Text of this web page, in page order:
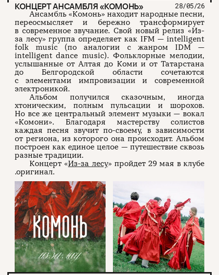
КОНЦЕРТ АНСАМБЛЯ «КОМОНЬ» 28/05/26
Ансамбль «Комонь» находит народные песни,
переосмысляет и бережно трансформирует
в современное звучание. Свой новый релиз «Из-
за лесу» группа определяет как IFM — intelligent
folk music (по аналогии с жанром IDM —
intelligent dance music). Фольклорные мелодии,
услышанные от Алтая до Коми и от Татарстана
до Белгородской области сочетаются
с элементами импровизации и современной
электроникой.
Альбом получился сказочным, иногда
хтоническим, полным пульсации и шорохов.
Но все же центральный элемент музыки — вокал
«Комони». Благодаря мастерству солистов
каждая песня звучит по-своему, в зависимости
от региона, из которого она происходит. Альбом
построен как единое целое — путешествие сквозь
разные традиции.
Концерт «Из-за лесу» пройдет 29 мая в клубе
.оригинал.